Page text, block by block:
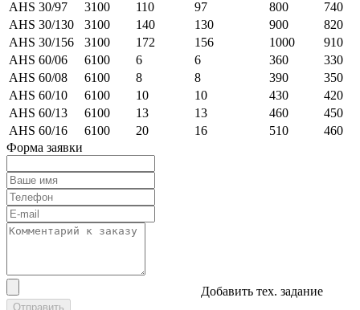
AHS 30/97
3100 110 97 800
740
AHS 30/130
3100 140 130 900
820
AHS 30/156
3100 172 156 1000
910
AHS 60/06
6100 6 6 360
330
AHS 60/08
6100 8 8 390
350
AHS 60/10
6100 10 10 430
420
AHS 60/13
6100 13 13 460
450
AHS 60/16
6100 20 16 510
460
Форма заявки
Добавить тех. задание